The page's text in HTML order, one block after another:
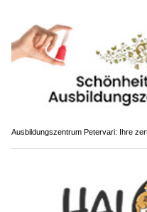
Ausbildungszentrum Petervari: Ihre